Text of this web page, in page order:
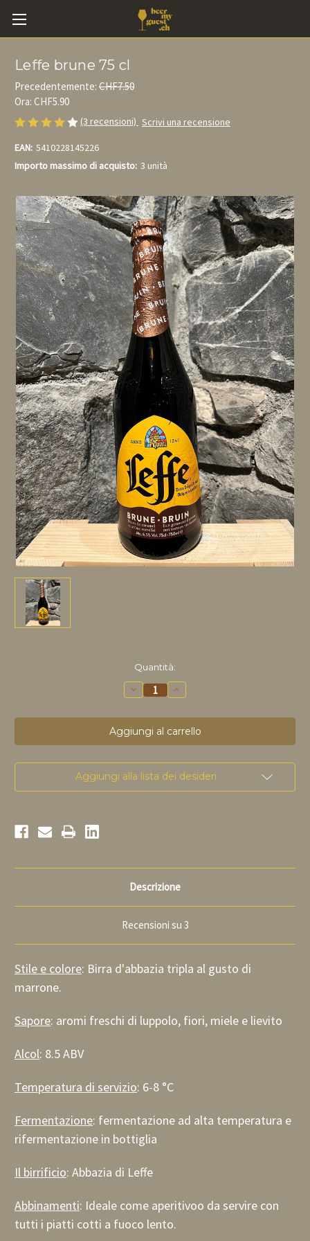
Leffe brune 75 cl
Precedentemente: CHF7.50
Ora: CHF5.90
(3 recensioni) Scrivi una recensione
EAN: 5410228145226
Importo massimo di acquisto: 3 unità
Quantità:
Riduci
la
di
Leffe
brune
75
Aumenta
la
di
Leffe
Brune
75
Aggiungi alla lista dei desideri
Descrizione
Recensioni su 3
Stile e colore: Birra d'abbazia tripla al gusto di
marrone.
Sapore: aromi freschi di luppolo, fiori, miele e lievito
Alcol: 8.5 ABV
Temperatura di servizio: 6-8 °C
Fermentazione: fermentazione ad alta temperatura e
rifermentazione in bottiglia
Il birrificio: Abbazia di Leffe
Abbinamenti: Ideale come aperitivoo da servire con
tutti i piatti cotti a fuoco lento.